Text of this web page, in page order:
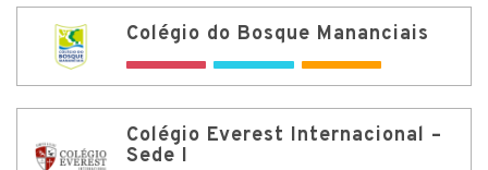
Colégio do Bosque Mananciais
Colégio Everest Internacional –
Sede I